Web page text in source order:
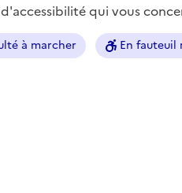
qui vous
à marcher En fauteuil